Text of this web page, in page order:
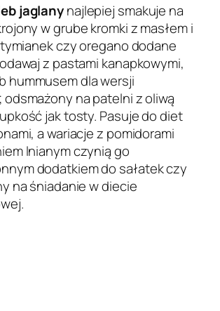
jaglanynajlepiej smakuje na
w grube kromki z masłem i
czy oregano dodane
z pastami kanapkowymi,
hummusem dla wersji
na patelni z oliwą
jak tosty. Pasuje do diet
a wariacje z pomidorami
lnianym czynią go
dodatkiem do sałatek czy
na śniadanie w diecie